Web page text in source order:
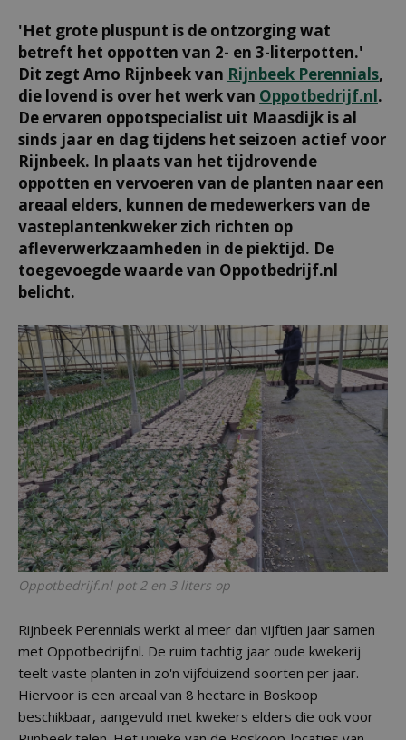
'Het grote pluspunt is de ontzorging wat
betreft het oppotten van 2- en 3-literpotten.'
Dit zegt Arno Rijnbeek van Rijnbeek Perennials,
die lovend is over het werk van Oppotbedrijf.nl.
De ervaren oppotspecialist uit Maasdijk is al
sinds jaar en dag tijdens het seizoen actief voor
Rijnbeek. In plaats van het tijdrovende
oppotten en vervoeren van de planten naar een
areaal elders, kunnen de medewerkers van de
vasteplantenkweker zich richten op
afleverwerkzaamheden in de piektijd. De
toegevoegde waarde van Oppotbedrijf.nl
belicht.
Oppotbedrijf.nl pot 2 en 3 liters op
Rijnbeek Perennials werkt al meer dan vijftien jaar samen
met Oppotbedrijf.nl. De ruim tachtig jaar oude kwekerij
teelt vaste planten in zo'n vijfduizend soorten per jaar.
Hiervoor is een areaal van 8 hectare in Boskoop
beschikbaar, aangevuld met kwekers elders die ook voor